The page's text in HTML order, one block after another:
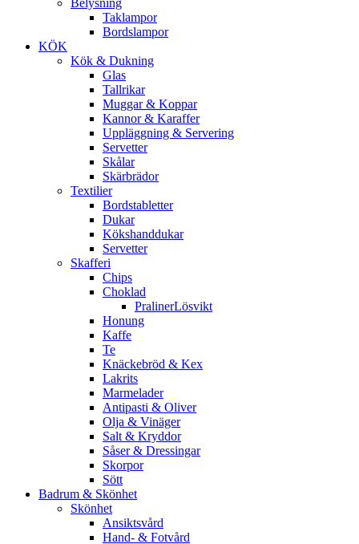
Belysning
Taklampor
Bordslampor
KÖK
Kök & Dukning
Glas
Tallrikar
Muggar & Koppar
Kannor & Karaffer
Uppläggning & Servering
Servetter
Skålar
Skärbrädor
Textilier
Bordstabletter
Dukar
Kökshanddukar
Servetter
Skafferi
Chips
Choklad
PralinerLösvikt
Honung
Kaffe
Te
Knäckebröd & Kex
Lakrits
Marmelader
Antipasti & Oliver
Olja & Vinäger
Salt & Kryddor
Såser & Dressingar
Skorpor
Sött
Badrum & Skönhet
Skönhet
Ansiktsvård
Hand- & Fotvård